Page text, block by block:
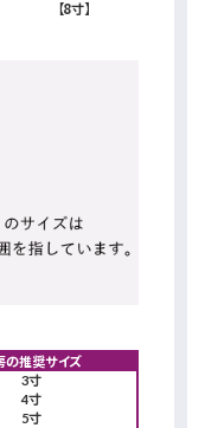
【8寸】
の推奨サイズ
3寸
4寸
5寸